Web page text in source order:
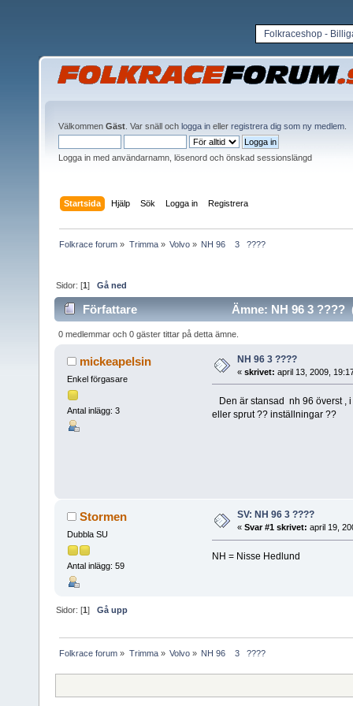
Folkraceshop -
Välkommen Gäst . Var snäll och logga in eller registrera dig som ny medlem
Logga in med användarnamn, lösenord och önskad sessionslängd
Startsida Hjälp Sök Logga in Registrera
Folkrace forum » Trimma» Volvo» NH 96    3   ????
Sidor: [1]Gå ned
Författare Ämne: NH 96 3 ????
0 medlemmar och 0 gäster tittar på detta ämne.
mickeapelsin
Enkel förgasare
Antal inlägg: 3
NH 96 3 ????
« skrivet: april 13, 2009,
Den är stansad nh 96 överst ,
eller sprut ?? inställningar ??
Stormen
Dubbla SU
Antal inlägg: 59
SV: NH 96 3 ????
« Svar #1 skrivet: april 19,
NH = Nisse Hedlund
Sidor: [1]Gå upp
Folkrace forum » Trimma» Volvo» NH 96    3   ????